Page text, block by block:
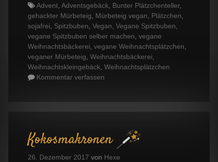
Tags
Advent Adventsgebäck Bunter Plätzchenteller,
gehackter Mürbeteig
Mürbeteig vegan Plätzchen
sojafrei
Spitzbuben Vegan Vegane Spitzbuben
vegane Spitzbuben selber machen vegane
Weihnachtsbäckerei vegane Weihnachtsplätzchen
veganer Mürbeteig Weihnachtsbäckerei
Weihnachtskleingebäck Weihnachtsplätzchen
Kommentar verfassen
Kokosmakronen
26. Dezember 2017 von Hexe